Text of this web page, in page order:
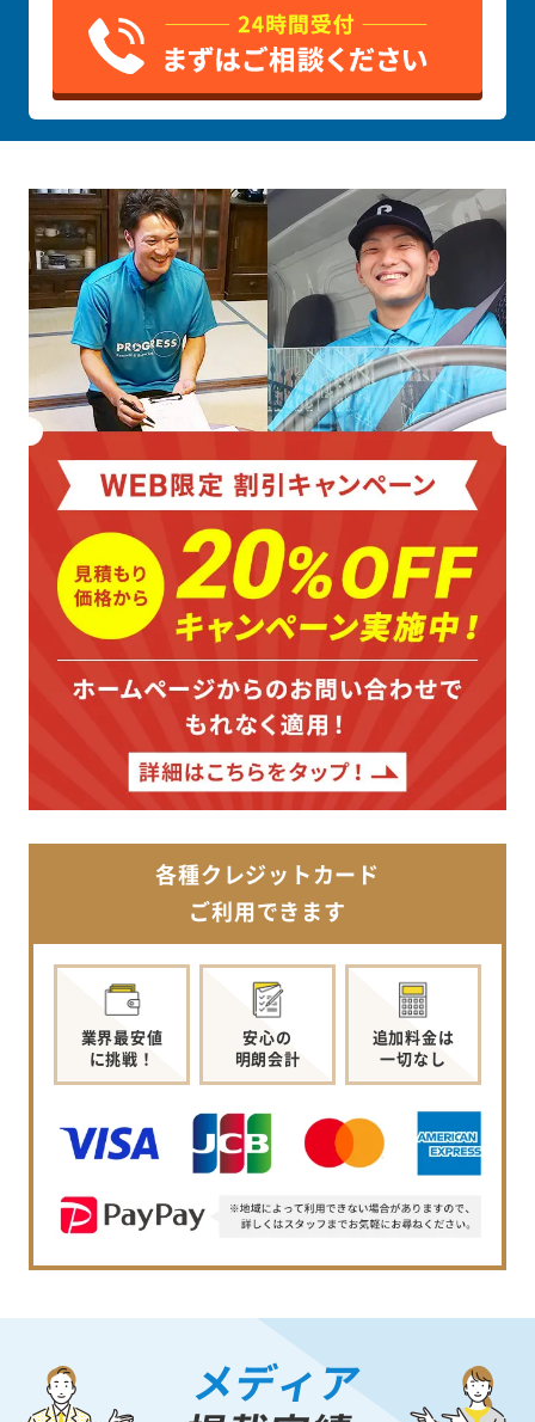
各種クレジットカード
ご利用できます
業界最安値
に挑戦！
安心の
明朗会計
追加料金は
一切なし
メディア